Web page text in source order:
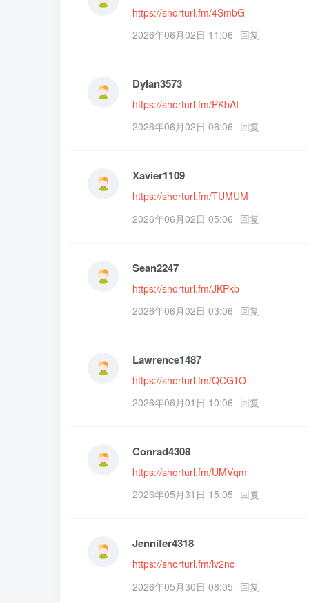
https://shorturl.fm/4SmbG
2026年06月02日 11:06 回复
Dylan3573
https://shorturl.fm/PKbAI
2026年06月02日 06:06 回复
Xavier1109
https://shorturl.fm/TUMUM
2026年06月02日 05:06 回复
Sean2247
https://shorturl.fm/JKPkb
2026年06月02日 03:06 回复
Lawrence1487
https://shorturl.fm/QCGTO
2026年06月01日 10:06 回复
Conrad4308
https://shorturl.fm/UMVqm
2026年05月31日 15:05 回复
Jennifer4318
https://shorturl.fm/lv2nc
2026年05月30日 08:05 回复